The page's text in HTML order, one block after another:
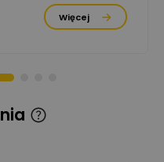
ds
Więcej